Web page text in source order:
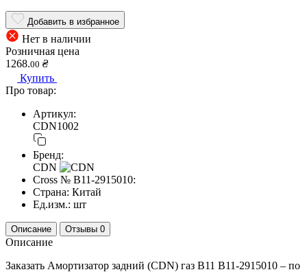
Добавить в избранное
Нет в наличии
Розничная цена
1268.00 ₴
Купить
Про товар:
Артикул:
CDN1002
Бренд:
CDN
Cross № B11-2915010:
Страна: Китай
Ед.изм.: шт
Описание Отзывы 0
Описание
Заказать Амортизатор задний (CDN) газ B11 B11-2915010 – по